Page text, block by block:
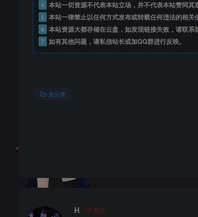
4 本站一切资源不代表本站立场，并不代表本站赞同其
5 本站一律禁止以任何方式发布或转载任何违法的相关
6 本站资源大都存储在云盘，如发现链接失效，请联系
7 如有其他问题，请私信站长或加QQ群进行反映。
未分类
H 关注